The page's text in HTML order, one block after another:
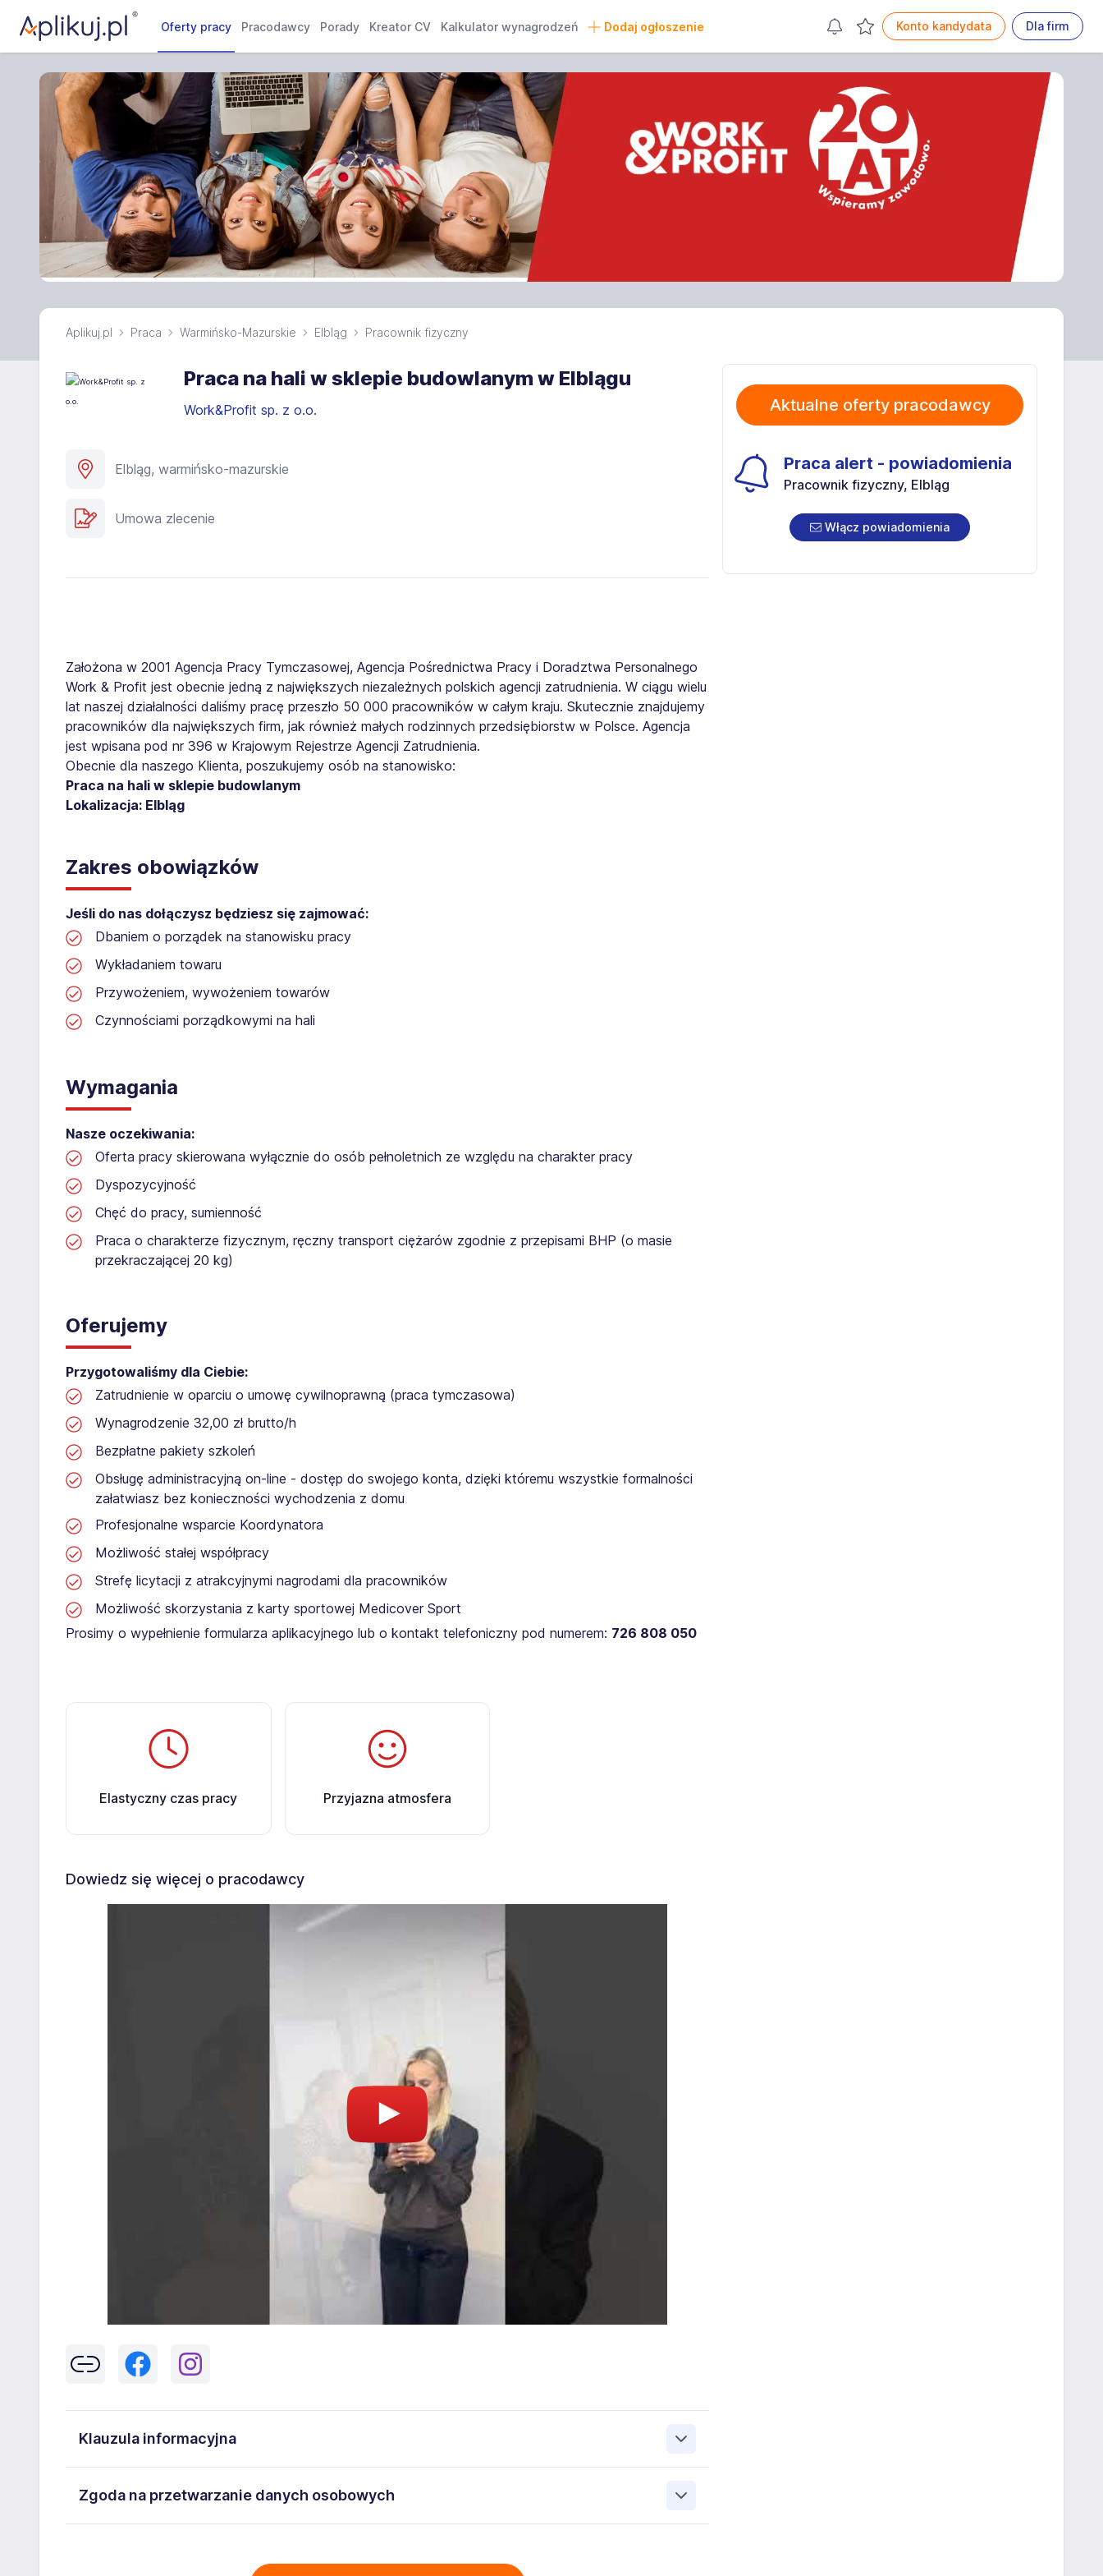
Oferty pracy Pracodawcy Porady Kreator CV Kalkulator wynagrodzeń Dodaj ogłoszenie Konto kandydata Dla firm
Aplikuj.pl Praca Warmińsko-Mazurskie Elbląg Pracownik fizyczny
Praca na hali w sklepie budowlanym w Elblągu
Work&Profit sp. z o.o.
Elbląg, warmińsko-mazurskie
Umowa zlecenie
Założona w 2001 Agencja Pracy Tymczasowej, Agencja Pośrednictwa Pracy i Doradztwa Personalnego
Work & Profit jest obecnie jedną z największych niezależnych polskich agencji zatrudnienia. W ciągu wielu
lat naszej działalności daliśmy pracę przeszło 50 000 pracowników w całym kraju. Skutecznie znajdujemy
pracowników dla największych firm, jak również małych rodzinnych przedsiębiorstw w Polsce. Agencja
jest wpisana pod nr 396 w Krajowym Rejestrze Agencji Zatrudnienia.
Obecnie dla naszego Klienta, poszukujemy osób na stanowisko:
Praca na hali w sklepie budowlanym
Lokalizacja: Elbląg
Zakres obowiązków
Jeśli do nas dołączysz będziesz się zajmować:
Dbaniem o porządek na stanowisku pracy
Wykładaniem towaru
Przywożeniem, wywożeniem towarów
Czynnościami porządkowymi na hali
Wymagania
Nasze oczekiwania:
Oferta pracy skierowana wyłącznie do osób pełnoletnich ze względu na charakter pracy
Dyspozycyjność
Chęć do pracy, sumienność
Praca o charakterze fizycznym, ręczny transport ciężarów zgodnie z przepisami BHP (o masie
przekraczającej 20 kg)
Oferujemy
Przygotowaliśmy dla Ciebie:
Zatrudnienie w oparciu o umowę cywilnoprawną (praca tymczasowa)
Wynagrodzenie 32,00 zł brutto/h
Bezpłatne pakiety szkoleń
Obsługę administracyjną on-line - dostęp do swojego konta, dzięki któremu wszystkie formalności
załatwiasz bez konieczności wychodzenia z domu
Profesjonalne wsparcie Koordynatora
Możliwość stałej współpracy
Strefę licytacji z atrakcyjnymi nagrodami dla pracowników
Możliwość skorzystania z karty sportowej Medicover Sport
Prosimy o wypełnienie formularza aplikacyjnego lub o kontakt telefoniczny pod numerem: 726 808 050
Elastyczny czas pracy Przyjazna atmosfera
Dowiedz się więcej o pracodawcy
Klauzula informacyjna
43-300 Bielsko-Biała danych osobowych zawartych w zgłoszeniu rekrutacyjnym w celu prowadzenia rekrutacji
Zgoda na przetwarzanie danych osobowych
43-300 Bielsko-Biała ul. 11 Listopada 60-62 , NIP: 5471988634 zawartych w załączonych dokumentach
Aktualne oferty pracodawcy
Praca alert - powiadomienia
Pracownik fizyczny, Elbląg
Włącz powiadomienia